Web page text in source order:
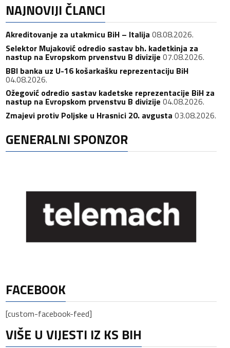
NAJNOVIJI ČLANCI
Akreditovanje za utakmicu BiH – Italija 08.08.2026.
Selektor Mujaković odredio sastav bh. kadetkinja za
nastup na Evropskom prvenstvu B divizije 07.08.2026.
BBI banka uz U-16 košarkašku reprezentaciju BiH
04.08.2026.
Ožegović odredio sastav kadetske reprezentacije BiH za
nastup na Evropskom prvenstvu B divizije 04.08.2026.
Zmajevi protiv Poljske u Hrasnici 20. avgusta 03.08.2026.
GENERALNI SPONZOR
FACEBOOK
[custom-facebook-feed]
VIŠE U VIJESTI IZ KS BIH